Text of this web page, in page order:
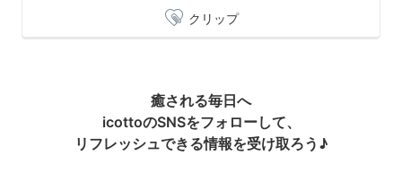
クリップ
癒される毎日へ
icottoのSNSをフォローして、
リフレッシュできる情報を受け取ろう♪